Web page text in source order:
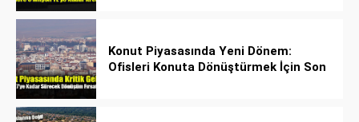
Konut Piyasasında Yeni Dönem:
Ofisleri Konuta Dönüştürmek İçin Son